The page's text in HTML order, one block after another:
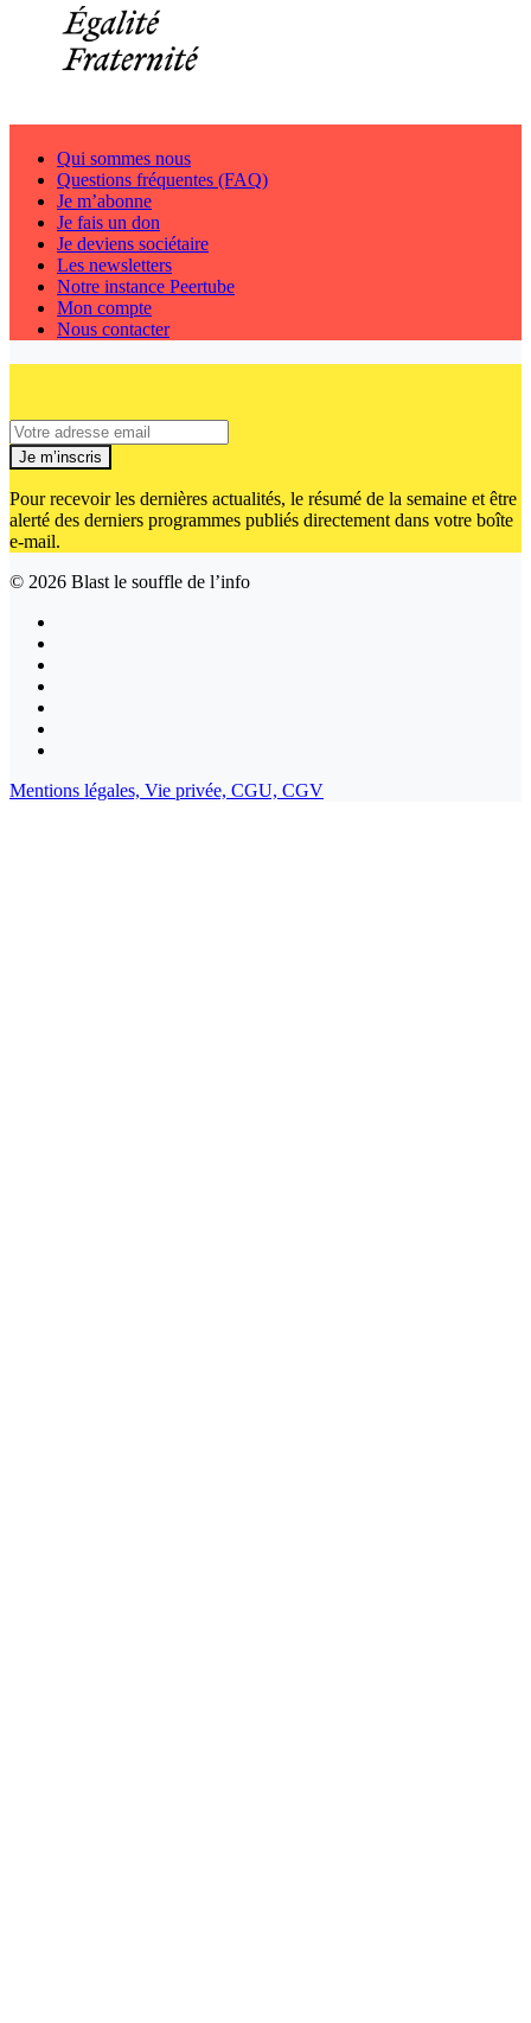
Qui sommes nous
Questions fréquentes (FAQ)
Je m’abonne
Je fais un don
Je deviens sociétaire
Les newsletters
Notre instance Peertube
Mon compte
Nous contacter
Je m’inscris
Pour recevoir les dernières actualités, le résumé de la semaine et être
alerté des derniers programmes publiés directement dans votre boîte
e-mail.
© 2026 Blast le souffle de l’info
Mentions légales, Vie privée, CGU, CGV